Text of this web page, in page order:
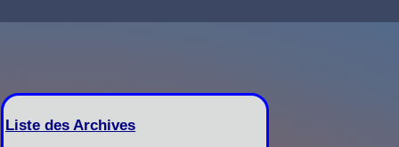
Liste des Archives